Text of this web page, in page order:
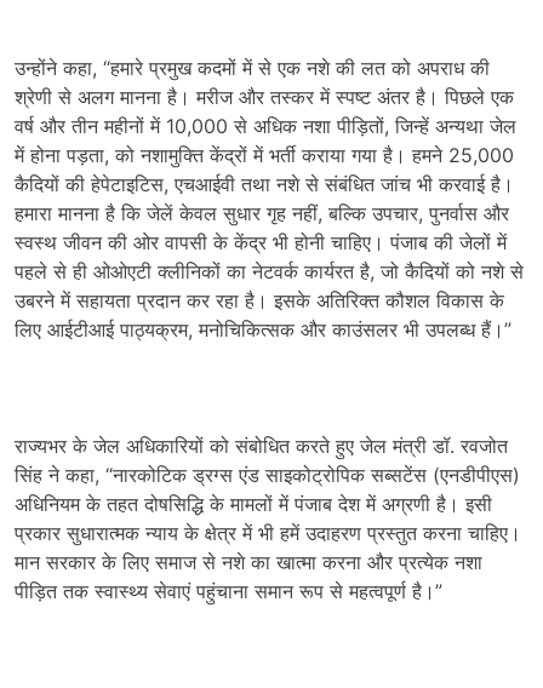
उन्होंने कहा, “हमारे प्रमुख कदमों में से एक नशे की लत को अपराध की
श्रेणी से अलग मानना है। मरीज और तस्कर में स्पष्ट अंतर है। पिछले एक
वर्ष और तीन महीनों में 10,000 से अधिक नशा पीड़ितों, जिन्हें अन्यथा जेल
में होना पड़ता, को नशामुक्ति केंद्रों में भर्ती कराया गया है। हमने 25,000
कैदियों की हेपेटाइटिस, एचआईवी तथा नशे से संबंधित जांच भी करवाई है।
हमारा मानना है कि जेलें केवल सुधार गृह नहीं, बल्कि उपचार, पुनर्वास और
स्वस्थ जीवन की ओर वापसी के केंद्र भी होनी चाहिए। पंजाब की जेलों में
पहले से ही ओओएटी क्लीनिकों का नेटवर्क कार्यरत है, जो कैदियों को नशे से
उबरने में सहायता प्रदान कर रहा है। इसके अतिरिक्त कौशल विकास के
लिए आईटीआई पाठ्यक्रम, मनोचिकित्सक और काउंसलर भी उपलब्ध हैं।”
राज्यभर के जेल अधिकारियों को संबोधित करते हुए जेल मंत्री डॉ. रवजोत
सिंह ने कहा, “नारकोटिक ड्रग्स एंड साइकोट्रोपिक सब्सटेंस (एनडीपीएस)
अधिनियम के तहत दोषसिद्धि के मामलों में पंजाब देश में अग्रणी है। इसी
प्रकार सुधारात्मक न्याय के क्षेत्र में भी हमें उदाहरण प्रस्तुत करना चाहिए।
मान सरकार के लिए समाज से नशे का खात्मा करना और प्रत्येक नशा
पीड़ित तक स्वास्थ्य सेवाएं पहुंचाना समान रूप से महत्वपूर्ण है।”